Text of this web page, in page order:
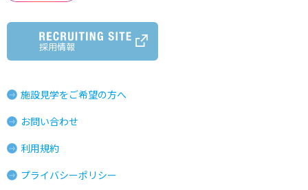
採用情報
施設見学をご希望の方へ
お問い合わせ
利用規約
プライバシーポリシー